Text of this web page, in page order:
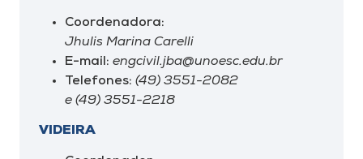
Coordenadora:
Jhulis Marina Carelli
E-mail: engcivil.jba@unoesc.edu.br
Telefones: (49) 3551-2082
e (49) 3551-2218
VIDEIRA